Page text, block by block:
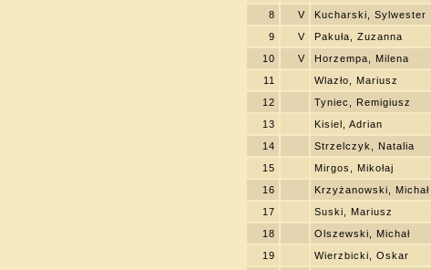
8
V Kucharski, Sylwester
9
V Pakuła, Zuzanna
10
V Horzempa, Milena
11
Wlazło, Mariusz
12
Tyniec, Remigiusz
13
Kisiel, Adrian
14
Strzelczyk, Natalia
15
Mirgos, Mikołaj
16
Krzyżanowski, Michał
17
Suski, Mariusz
18
Olszewski, Michał
19
Wierzbicki, Oskar